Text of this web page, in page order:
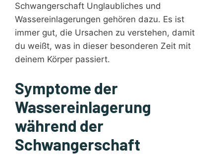
Schwangerschaft Unglaubliches und
Wassereinlagerungen gehören dazu. Es ist
immer gut, die Ursachen zu verstehen, damit
du weißt, was in dieser besonderen Zeit mit
deinem Körper passiert.
Symptome der
Wassereinlagerung
während der
Schwangerschaft